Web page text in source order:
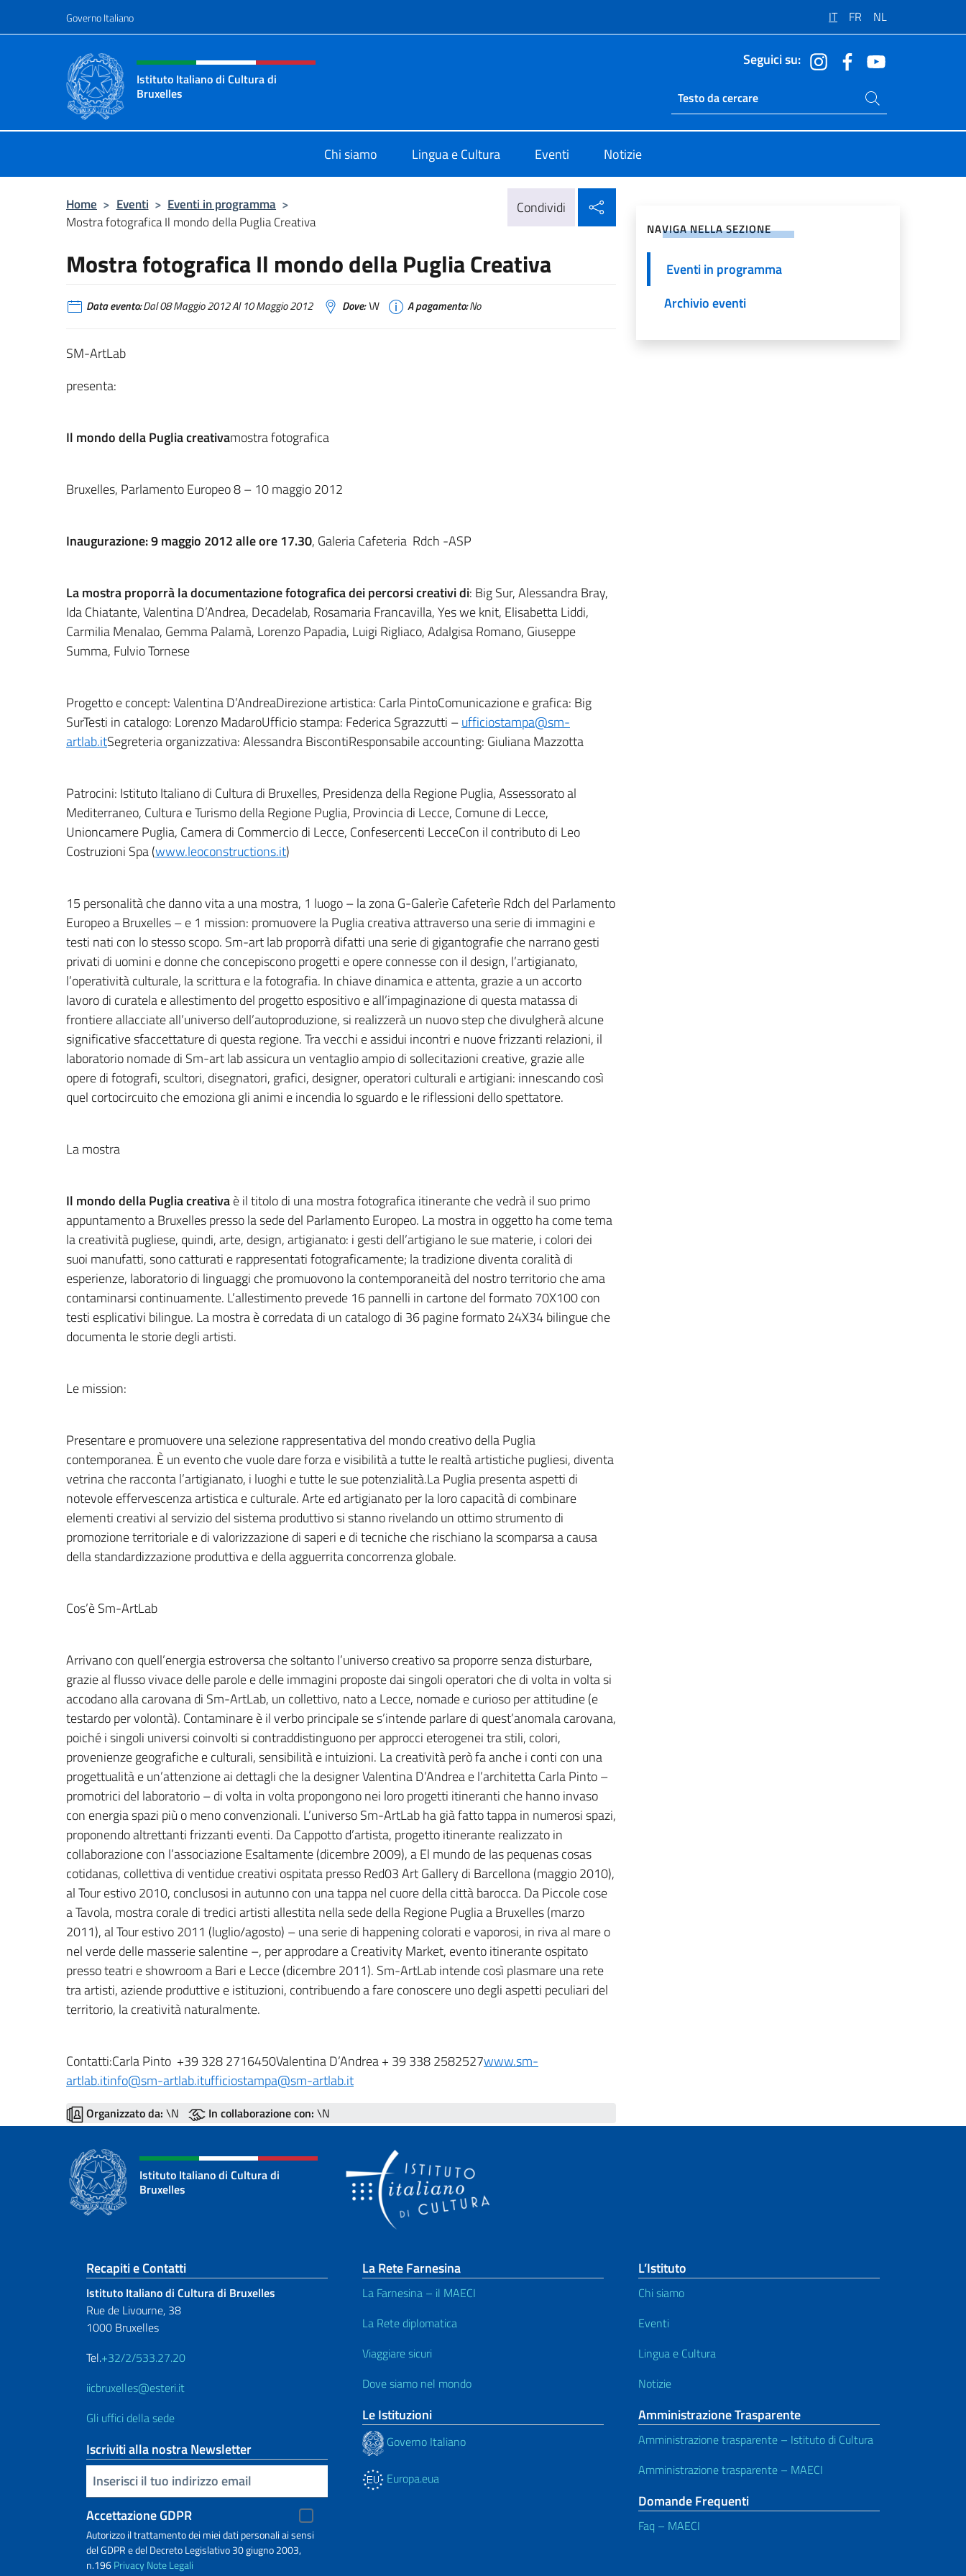
Governo Italiano IT FR NL
Intestazione sito, social e menù
Istituto Italiano di Cultura di
Bruxelles
Seguici su:
Ricerca sito live
Cerca nel sito
Chi siamo Lingua e Cultura Eventi Notizie
Home > Eventi > Eventi in programma >
Mostra fotografica Il mondo della Puglia Creativa
Condividi
Mostra fotografica Il mondo della Puglia Creativa
Data evento:Dal 08 Maggio 2012 Al 10 Maggio 2012 Dove:\N A pagamento:No
SM-ArtLab
presenta:
Il mondo della Puglia creativamostra fotografica
Bruxelles, Parlamento Europeo 8 – 10 maggio 2012
Inaugurazione: 9 maggio 2012 alle ore 17.30, Galeria Cafeteria Rdch -ASP
La mostra proporrà la documentazione fotografica dei percorsi creativi di: Big Sur, Alessandra Bray,
Ida Chiatante, Valentina D’Andrea, Decadelab, Rosamaria Francavilla, Yes we knit, Elisabetta Liddi,
Carmilia Menalao, Gemma Palamà, Lorenzo Papadia, Luigi Rigliaco, Adalgisa Romano, Giuseppe
Summa, Fulvio Tornese
Progetto e concept: Valentina D’AndreaDirezione artistica: Carla PintoComunicazione e grafica: Big
SurTesti in catalogo: Lorenzo MadaroUfficio stampa: Federica Sgrazzutti –ufficiostampa@sm-
artlab.itSegreteria organizzativa: Alessandra BiscontiResponsabile accounting: Giuliana Mazzotta
Patrocini: Istituto Italiano di Cultura di Bruxelles, Presidenza della Regione Puglia, Assessorato al
Mediterraneo, Cultura e Turismo della Regione Puglia, Provincia di Lecce, Comune di Lecce,
Unioncamere Puglia, Camera di Commercio di Lecce, Confesercenti LecceCon il contributo di Leo
Costruzioni Spa (www.leoconstructions.it)
15 personalità che danno vita a una mostra, 1 luogo – la zona G-Galerìe Cafeterìe Rdch del Parlamento
Europeo a Bruxelles – e 1 mission: promuovere la Puglia creativa attraverso una serie di immagini e
testi nati con lo stesso scopo. Sm-art lab proporrà difatti una serie di gigantografie che narrano gesti
privati di uomini e donne che concepiscono progetti e opere connesse con il design, l’artigianato,
l’operatività culturale, la scrittura e la fotografia. In chiave dinamica e attenta, grazie a un accorto
lavoro di curatela e allestimento del progetto espositivo e all’impaginazione di questa matassa di
frontiere allacciate all’universo dell’autoproduzione, si realizzerà un nuovo step che divulgherà alcune
significative sfaccettature di questa regione. Tra vecchi e assidui incontri e nuove frizzanti relazioni, il
laboratorio nomade di Sm-art lab assicura un ventaglio ampio di sollecitazioni creative, grazie alle
opere di fotografi, scultori, disegnatori, grafici, designer, operatori culturali e artigiani: innescando così
quel cortocircuito che emoziona gli animi e incendia lo sguardo e le riflessioni dello spettatore.
La mostra
Il mondo della Puglia creativaè il titolo di una mostra fotografica itinerante che vedrà il suo primo
appuntamento a Bruxelles presso la sede del Parlamento Europeo. La mostra in oggetto ha come tema
la creatività pugliese, quindi, arte, design, artigianato: i gesti dell’artigiano le sue materie, i colori dei
suoi manufatti, sono catturati e rappresentati fotograficamente; la tradizione diventa coralità di
esperienze, laboratorio di linguaggi che promuovono la contemporaneità del nostro territorio che ama
contaminarsi continuamente. L’allestimento prevede 16 pannelli in cartone del formato 70X100 con
testi esplicativi bilingue. La mostra è corredata di un catalogo di 36 pagine formato 24X34 bilingue che
documenta le storie degli artisti.
Le mission:
Presentare e promuovere una selezione rappresentativa del mondo creativo della Puglia
contemporanea. È un evento che vuole dare forza e visibilità a tutte le realtà artistiche pugliesi, diventa
vetrina che racconta l’artigianato, i luoghi e tutte le sue potenzialità.La Puglia presenta aspetti di
notevole effervescenza artistica e culturale. Arte ed artigianato per la loro capacità di combinare
elementi creativi al servizio del sistema produttivo si stanno rivelando un ottimo strumento di
promozione territoriale e di valorizzazione di saperi e di tecniche che rischiano la scomparsa a causa
della standardizzazione produttiva e della agguerrita concorrenza globale.
Cos’è Sm-ArtLab
Arrivano con quell’energia estroversa che soltanto l’universo creativo sa proporre senza disturbare,
grazie al flusso vivace delle parole e delle immagini proposte dai singoli operatori che di volta in volta si
accodano alla carovana di Sm-ArtLab, un collettivo, nato a Lecce, nomade e curioso per attitudine (e
testardo per volontà). Contaminare è il verbo principale se s’intende parlare di quest’anomala carovana,
poiché i singoli universi coinvolti si contraddistinguono per approcci eterogenei tra stili, colori,
provenienze geografiche e culturali, sensibilità e intuizioni. La creatività però fa anche i conti con una
progettualità e un’attenzione ai dettagli che la designer Valentina D’Andrea e l’architetta Carla Pinto –
promotrici del laboratorio – di volta in volta propongono nei loro progetti itineranti che hanno invaso
con energia spazi più o meno convenzionali. L’universo Sm-ArtLab ha già fatto tappa in numerosi spazi,
proponendo altrettanti frizzanti eventi. Da Cappotto d’artista, progetto itinerante realizzato in
collaborazione con l’associazione Esaltamente (dicembre 2009), a El mundo de las pequenas cosas
cotidanas, collettiva di ventidue creativi ospitata presso Red03 Art Gallery di Barcellona (maggio 2010),
al Tour estivo 2010, conclusosi in autunno con una tappa nel cuore della città barocca. Da Piccole cose
a Tavola, mostra corale di tredici artisti allestita nella sede della Regione Puglia a Bruxelles (marzo
2011), al Tour estivo 2011 (luglio/agosto) – una serie di happening colorati e vaporosi, in riva al mare o
nel verde delle masserie salentine –, per approdare a Creativity Market, evento itinerante ospitato
presso teatri e showroom a Bari e Lecce (dicembre 2011). Sm-ArtLab intende così plasmare una rete
tra artisti, aziende produttive e istituzioni, contribuendo a fare conoscere uno degli aspetti peculiari del
territorio, la creatività naturalmente.
Contatti:Carla Pinto +39 328 2716450Valentina D’Andrea + 39 338 2582527www.sm-
artlab.itinfo@sm-artlab.itufficiostampa@sm-artlab.it
Organizzato da: \N In collaborazione con: \N
NAVIGA NELLA SEZIONE
Eventi in programma
Archivio eventi
Istituto Italiano di Cultura di
Bruxelles
Sezione footer
Recapiti e Contatti
Istituto Italiano di Cultura di Bruxelles
Rue de Livourne, 38
1000 Bruxelles
Tel.+32/2/533.27.20
iicbruxelles@esteri.it
Gli uffici della sede
Iscriviti alla nostra Newsletter
Inserisci la tua email
Accettazione GDPR
Autorizzo il trattamento dei miei dati personali ai sensi
del GDPR e del Decreto Legislativo 30 giugno 2003,
n.196PrivacyNote Legali
La Rete Farnesina
La Farnesina – il MAECI
La Rete diplomatica
Viaggiare sicuri
Dove siamo nel mondo
Le Istituzioni
Governo Italiano
Europa.eua
L’Istituto
Chi siamo
Eventi
Lingua e Cultura
Notizie
Amministrazione Trasparente
Amministrazione trasparente – Istituto di Cultura
Amministrazione trasparente – MAECI
Domande Frequenti
Faq – MAECI